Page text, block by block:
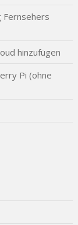
Fernsehers
hinzufügen
Pi (ohne